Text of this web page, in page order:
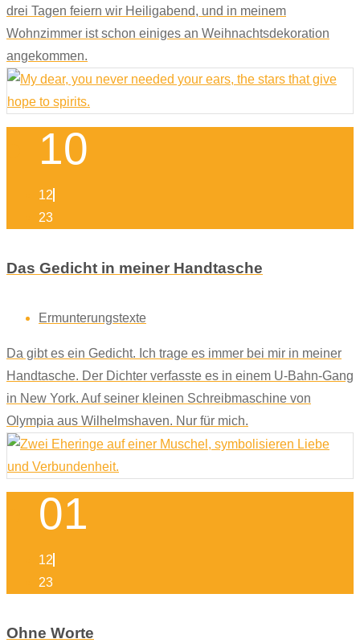
drei Tagen feiern wir Heiligabend, und in meinem
Wohnzimmer ist schon einiges an Weihnachtsdekoration
angekommen.
10
12
23
Das Gedicht in meiner Handtasche
Ermunterungstexte
Da gibt es ein Gedicht. Ich trage es immer bei mir in meiner
Handtasche. Der Dichter verfasste es in einem U-Bahn-Gang
in New York. Auf seiner kleinen Schreibmaschine von
Olympia aus Wilhelmshaven. Nur für mich.
01
12
23
Ohne Worte